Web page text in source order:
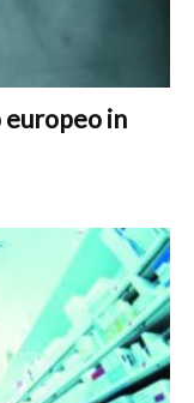
europeo in